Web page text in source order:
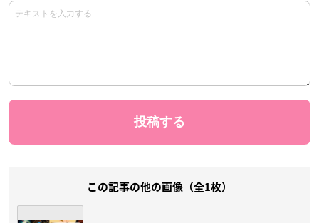
この記事の他の画像（全1枚）